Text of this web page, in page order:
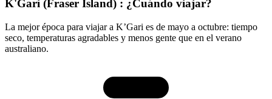
K'Gari (Fraser Island) : ¿Cuándo viajar?
La mejor época para viajar a K’Gari es de mayo a octubre: tiempo
seco, temperaturas agradables y menos gente que en el verano
australiano.